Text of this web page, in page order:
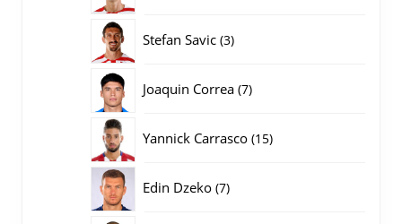
Stefan Savic 33
Joaquin Correa 77
Yannick Carrasco 1515
Edin Dzeko 77